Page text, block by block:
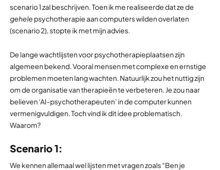
scenario 1 zal beschrijven. Toen ik me realiseerde dat ze de
gehele psychotherapie aan computers wilden overlaten
(scenario 2), stopte ik met mijn advies.
De lange wachtlijsten voor psychotherapieplaatsen zijn
algemeen bekend. Vooral mensen met complexe en ernstige
problemen moeten lang wachten. Natuurlijk zou het nuttig zijn
om de organisatie van therapieën te verbeteren. Je zou naar
believen ‘AI-psychotherapeuten’ in de computer kunnen
vermenigvuldigen. Toch vind ik dit idee problematisch.
Waarom?
Scenario 1:
We kennen allemaal wel lijsten met vragen zoals “Ben je